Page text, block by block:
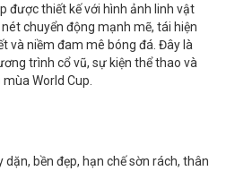
được thiết kế với hình ảnh linh vật
chuyển động mạnh mẽ, tái hiện
và niềm đam mê bóng đá. Đây là
trình cổ vũ, sự kiện thể thao và
World Cup.
bền đẹp, hạn chế sờn rách, thân